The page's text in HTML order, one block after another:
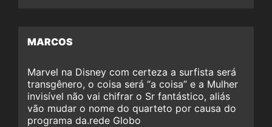
MARCOS
Marvel na Disney com certeza a surfista será
transgênero, o coisa será “a coisa” e a Mulher
invisível não vai chifrar o Sr fantástico, aliás
vão mudar o nome do quarteto por causa do
programa da.rede Globo